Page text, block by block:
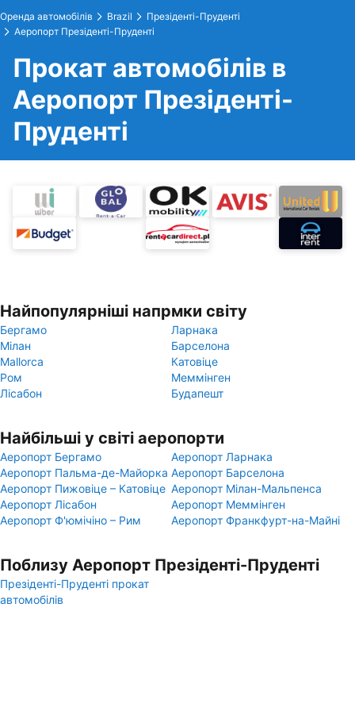
Оренда автомобілів Brazil
Презіденті-Пруденті
Аеропорт Презіденті-Пруденті
Прокат автомобілів в
Аеропорт Презіденті-
Пруденті
Найпопулярніші напрмки світу
Бергамо
Ларнака
Мілан
Барселона
Mallorca
Катовіце
Ром
Меммінген
Лісабон
Будапешт
Найбільші у світі аеропорти
Аеропорт Бергамо
Аеропорт Ларнака
Аеропорт Пальма-де-Майорка Аеропорт Барселона
Аеропорт Пижовіце – Катовіце Аеропорт Мілан-Мальпенса
Аеропорт Лісабон
Аеропорт Меммінген
Аеропорт Ф'юмічіно – Рим
Аеропорт Франкфурт-на-Майні
Поблизу Аеропорт Презіденті-Пруденті
Презіденті-Пруденті прокат
автомобілів